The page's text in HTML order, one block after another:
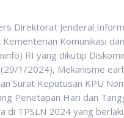
Direktorat Jenderal
Kementerian Komunikasi
RI yang dikutip
(29/1/2024), Mekanisme
Surat Keputusan KPU
Penetapan Hari dan
di TPSLN 2024 yang